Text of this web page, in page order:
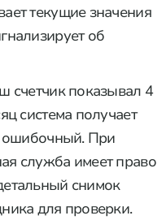
текущие значения
об
счетчик показывал 4
система получает
ошибочный. При
служба имеет право
снимок
для проверки.